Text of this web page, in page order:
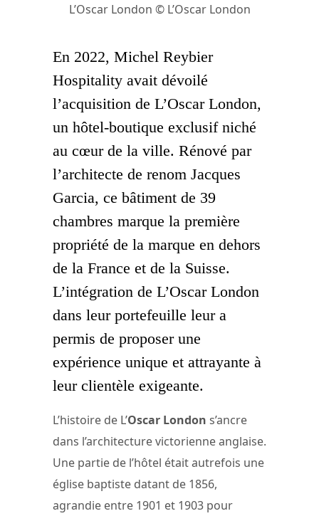
L’Oscar London © L’Oscar London
En 2022, Michel Reybier
Hospitality avait dévoilé
l’acquisition de L’Oscar London,
un hôtel-boutique exclusif niché
au cœur de la ville. Rénové par
l’architecte de renom Jacques
Garcia, ce bâtiment de 39
chambres marque la première
propriété de la marque en dehors
de la France et de la Suisse.
L’intégration de L’Oscar London
dans leur portefeuille leur a
permis de proposer une
expérience unique et attrayante à
leur clientèle exigeante.
L’histoire de L’Oscar London s’ancre
dans l’architecture victorienne anglaise.
Une partie de l’hôtel était autrefois une
église baptiste datant de 1856,
agrandie entre 1901 et 1903 pour